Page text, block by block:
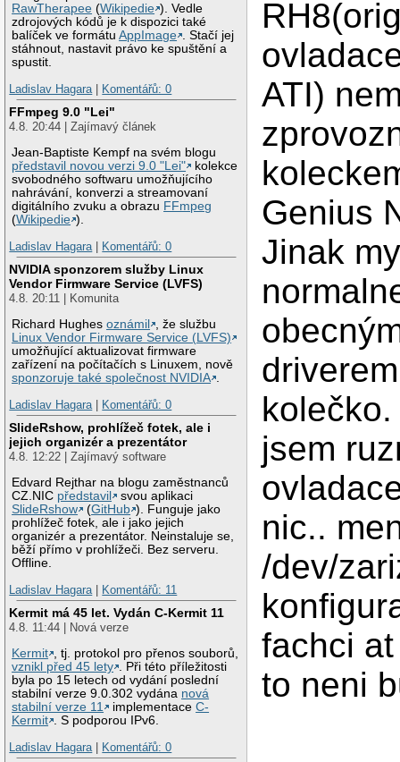
RawTherapee (Wikipedie ). Vedle
zdrojových kódů je k dispozici také
balíček ve formátuAppImage . Stačí jej
stáhnout, nastavit právo ke spuštění a
spustit.
Ladislav Hagara
Komentářů: 0
FFmpeg 9.0 "Lei"
4.8. 20:44 | Zajímavý článek
Jean-Baptiste Kempf na svém blogu
představil novou verzi 9.0 "Lei"
kolekce
svobodného softwaru umožňujícího
nahrávání, konverzi a streamovaní
digitálního zvuku a obrazu FFmpeg
(Wikipedie ).
Ladislav Hagara
Komentářů: 0
NVIDIA sponzorem služby Linux
Vendor Firmware Service (LVFS)
4.8. 20:11 | Komunita
Richard Hughesoznámil
, že službu
Linux Vendor Firmware Service (LVFS)
umožňující aktualizovat firmware
zařízení na počítačích s Linuxem, nově
sponzoruje také společnost NVIDIA .
Ladislav Hagara | Komentářů: 0
SlideRshow, prohlížeč fotek, ale i
jejich organizér a prezentátor
4.8. 12:22 | Zajímavý software
Edvard Rejthar na blogu zaměstnanců
CZ.NIC představil
svou aplikaci
SlideRshow
(GitHub ). Funguje jako
prohlížeč fotek, ale i jako jejich
organizér a prezentátor. Neinstaluje se,
běží přímo v prohlížeči. Bez serveru.
Offline.
Ladislav Hagara | Komentářů: 11
Kermit má 45 let. Vydán C-Kermit 11
4.8. 11:44 | Nová verze
Kermit , tj. protokol pro přenos souborů,
vznikl před 45 lety . Při této příležitosti
byla po 15 letech od vydání poslední
stabilní verze 9.0.302 vydána nová
stabilní verze 11
implementaceC-
Kermit . S podporou IPv6.
Ladislav Hagara | Komentářů: 0
ATI)
Genius
Jinak
jsem
nic..
/dev/
fachci
to neni